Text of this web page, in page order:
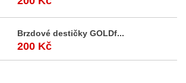
Brzdové destičky GOLDf...
200 Kč